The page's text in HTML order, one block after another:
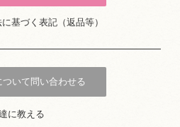
基づく表記（返品等）
ついて問い合わせる
に教える